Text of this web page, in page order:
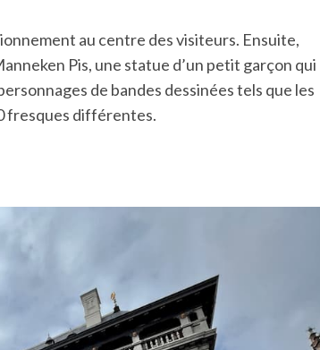
au centre des visiteurs. Ensuite,
Pis, une statue d’un petit garçon qui
de bandes dessinées tels que les
fresques différentes.